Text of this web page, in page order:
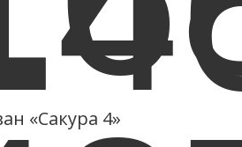
«Сакура 4»
- 2010»
Подробнее